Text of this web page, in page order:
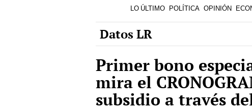
Datos LR
Primer bono
mira el
subsidio a través